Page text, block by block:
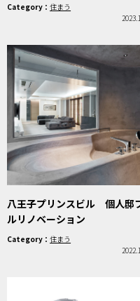
Category：住まう
八王子プリンスビル 個人邸
ルリノベーション
Category：住まう